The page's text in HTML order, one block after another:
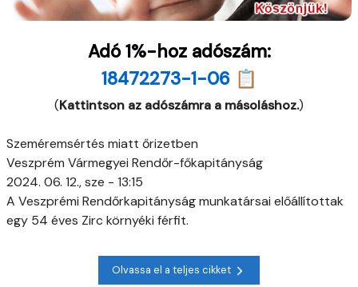
Adó 1%-hoz adószám:
18472273-1-06 📋
(Kattintson az adószámra a másoláshoz.)
Szeméremsértés miatt őrizetben
Veszprém Vármegyei Rendőr-főkapitányság
2024. 06. 12., sze - 13:15
A Veszprémi Rendőrkapitányság munkatársai előállítottak
egy 54 éves Zirc környéki férfit.
Olvassa el a teljes cikket